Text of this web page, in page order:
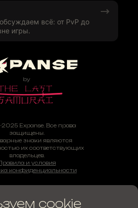
cookie
всё: от PvP до
игры.
Expanse. Все права
защищены.
знаки являются
их соответствующих
владельцев.
и условия
конфиденциальности